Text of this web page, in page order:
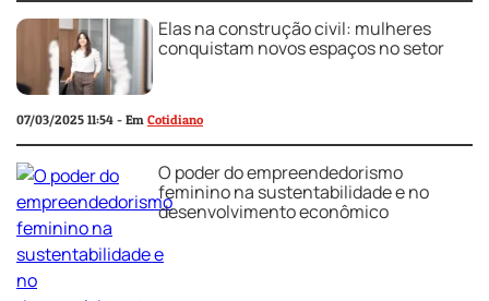
Elas na construção civil: mulheres
conquistam novos espaços no setor
07/03/2025 11:54 - Em Cotidiano
O poder do empreendedorismo
feminino na sustentabilidade e no
desenvolvimento econômico